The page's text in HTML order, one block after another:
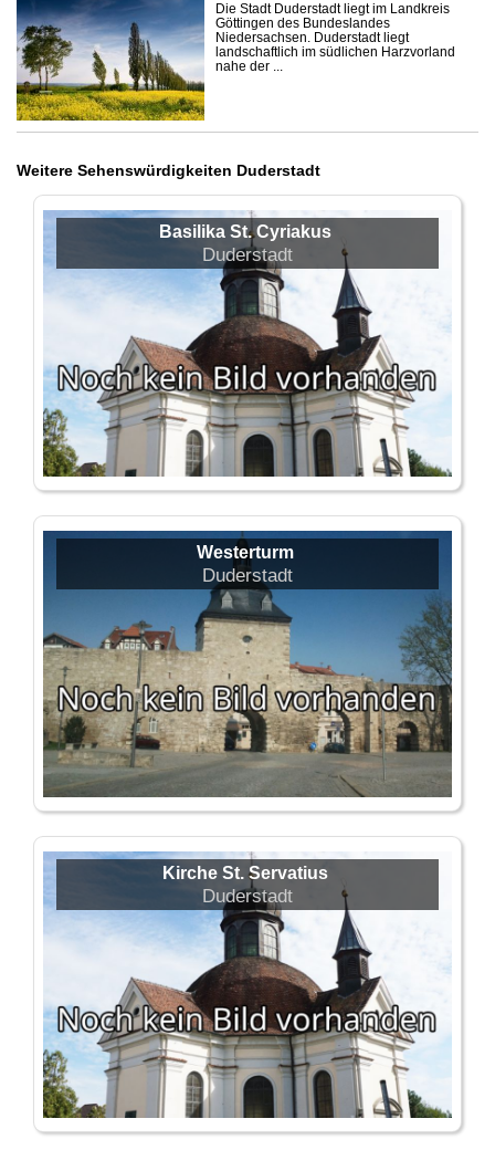
Die Stadt Duderstadt liegt im Landkreis
Göttingen des Bundeslandes
Niedersachsen. Duderstadt liegt
landschaftlich im südlichen Harzvorland
nahe der ...
Weitere Sehenswürdigkeiten Duderstadt
Basilika St. Cyriakus
Duderstadt
Westerturm
Duderstadt
Kirche St. Servatius
Duderstadt